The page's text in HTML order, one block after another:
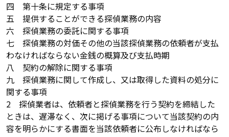
四 第十条に規定する事項
五 提供することができる探偵業務の内容
六 探偵業務の委託に関する事項
七 探偵業務の対価その他の当該探偵業務の依頼者が支払
わなければならない金銭の概算及び支払時期
八 契約の解除に関する事項
九 探偵業務に関して作成し、又は取得した資料の処分に
関する事項
2 探偵業者は、依頼者と探偵業務を行う契約を締結した
ときは、遅滞なく、次に掲げる事項について当該契約の内
容を明らかにする書面を当該依頼者に公布しなければなら